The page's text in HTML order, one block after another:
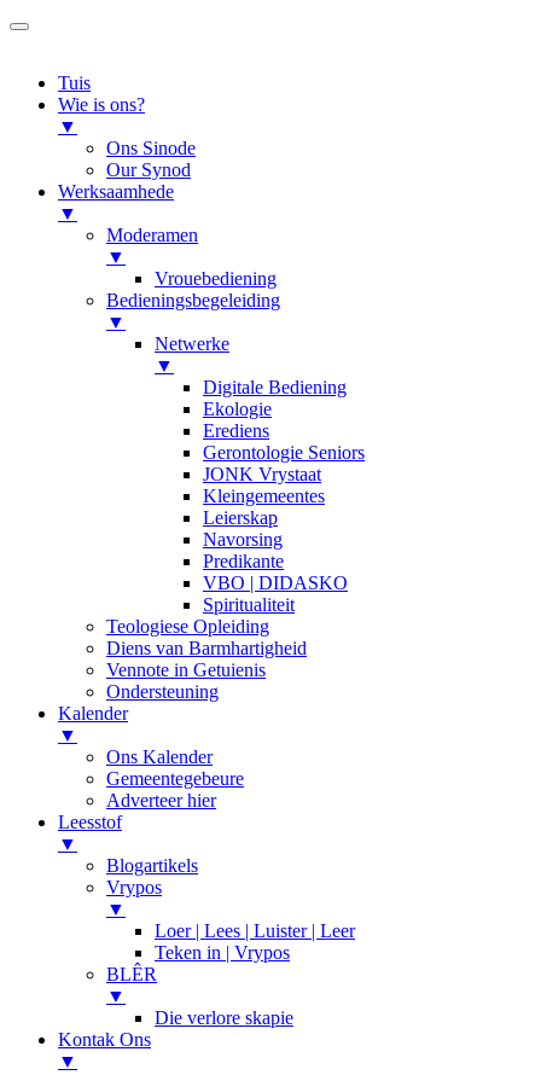
Tuis
Wie is ons?
▼
Ons Sinode
Our Synod
Werksaamhede
▼
Moderamen
▼
Vrouebediening
Bedieningsbegeleiding
▼
Netwerke
▼
Digitale Bediening
Ekologie
Erediens
Gerontologie Seniors
JONK Vrystaat
Kleingemeentes
Leierskap
Navorsing
Predikante
VBO | DIDASKO
Spiritualiteit
Teologiese Opleiding
Diens van Barmhartigheid
Vennote in Getuienis
Ondersteuning
Kalender
▼
Ons Kalender
Gemeentegebeure
Adverteer hier
Leesstof
▼
Blogartikels
Vrypos
▼
Loer | Lees | Luister | Leer
Teken in | Vrypos
BLÊR
▼
Die verlore skapie
Kontak Ons
▼